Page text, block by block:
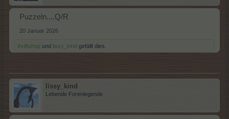
Puzzeln....Q/R
20 Januar 2026
thriftshop und lissy_kind gefällt dies.
lissy_kind
Lebende Forenlegende